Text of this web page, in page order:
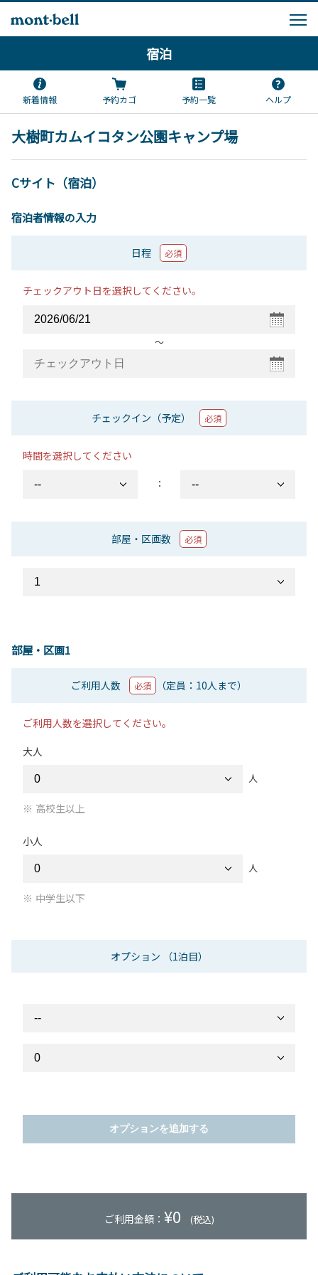
宿泊
新着情報 予約カゴ 予約一覧 ヘルプ
大樹町カムイコタン公園キャンプ場
Cサイト（宿泊）
宿泊者情報の入力
日程 必須
チェックアウト日を選択してください。
〜
チェックイン（予定） 必須
時間を選択してください
：
部屋・区画数 必須
部屋・区画1
ご利用人数 必須 （定員：10人まで）
ご利用人数を選択してください。
大人
人
高校生以上
小人
人
中学生以下
オプション （1泊目）
オプションを追加する
ご利用金額： ¥0 (税込)